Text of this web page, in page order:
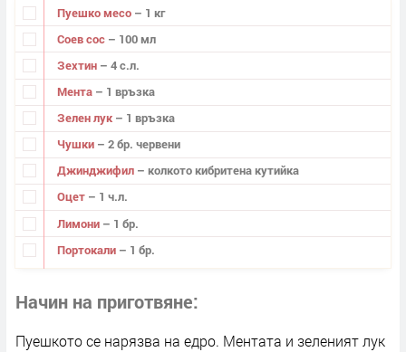
Пуешко месо – 1 кг
Соев сос – 100 мл
Зехтин – 4 с.л.
Мента – 1 връзка
Зелен лук – 1 връзка
Чушки – 2 бр. червени
Джинджифил – колкото кибритена кутийка
Оцет – 1 ч.л.
Лимони – 1 бр.
Портокали – 1 бр.
Начин на приготвяне
Пуешкото се нарязва на едро. Ментата и зеленият лук